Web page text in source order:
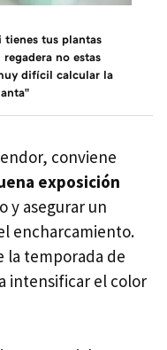
tienes tus plantas
no estas
difícil calcular la
conviene
exposición
y asegurar un
encharcamiento.
la temporada de
intensificar el color